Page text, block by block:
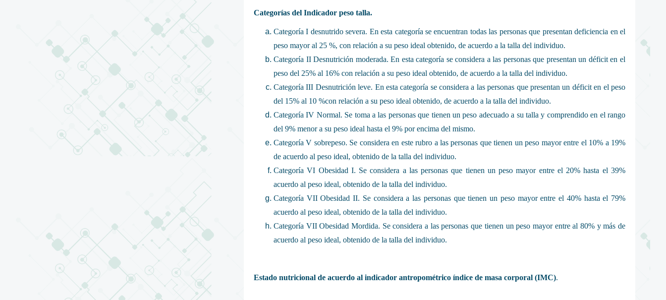
Categorías del Indicador peso talla.
Categoría I desnutrido severa. En esta categoría se encuentran todas las personas que presentan deficiencia en el
peso mayor al 25 %, con relación a su peso ideal obtenido, de acuerdo a la talla del individuo.
Categoría II Desnutrición moderada. En esta categoría se considera a las personas que presentan un déficit en el
peso del 25% al 16% con relación a su peso ideal obtenido, de acuerdo a la talla del individuo.
Categoría III Desnutrición leve. En esta categoría se considera a las personas que presentan un déficit en el peso
del 15% al 10 %con relación a su peso ideal obtenido, de acuerdo a la talla del individuo.
Categoría IV Normal. Se toma a las personas que tienen un peso adecuado a su talla y comprendido en el rango
del 9% menor a su peso ideal hasta el 9% por encima del mismo.
Categoría V sobrepeso. Se considera en este rubro a las personas que tienen un peso mayor entre el 10% a 19%
de acuerdo al peso ideal, obtenido de la talla del individuo.
Categoría VI Obesidad I. Se considera a las personas que tienen un peso mayor entre el 20% hasta el 39%
acuerdo al peso ideal, obtenido de la talla del individuo.
Categoría VII Obesidad II. Se considera a las personas que tienen un peso mayor entre el 40% hasta el 79%
acuerdo al peso ideal, obtenido de la talla del individuo.
Categoría VII Obesidad Mordida. Se considera a las personas que tienen un peso mayor entre al 80% y más de
acuerdo al peso ideal, obtenido de la talla del individuo.
Estado nutricional de acuerdo al indicador antropométrico índice de masa corporal (IMC).